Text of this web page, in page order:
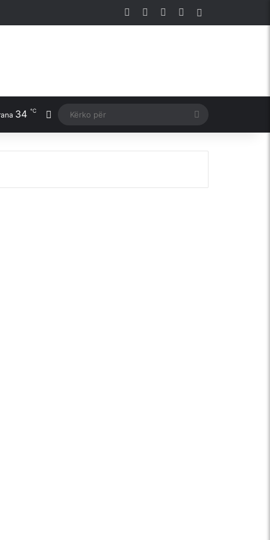
Facebook YouTubeInstagram
34 ℃ Switch skin
për